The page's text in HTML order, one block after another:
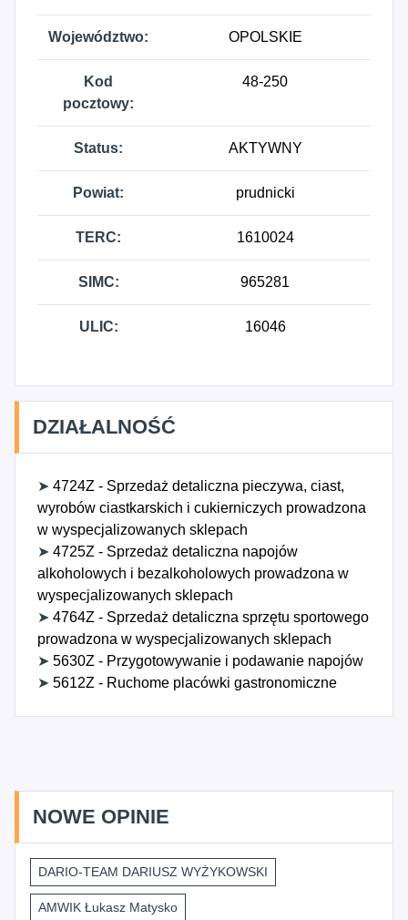
Województwo: OPOLSKIE
Kod
pocztowy:
48-250
Status: AKTYWNY
Powiat: prudnicki
TERC: 1610024
SIMC: 965281
ULIC: 16046
DZIAŁALNOŚĆ
➤ 4724Z - Sprzedaż detaliczna pieczywa, ciast,
wyrobów ciastkarskich i cukierniczych prowadzona
w wyspecjalizowanych sklepach
➤ 4725Z - Sprzedaż detaliczna napojów
alkoholowych i bezalkoholowych prowadzona w
wyspecjalizowanych sklepach
➤ 4764Z - Sprzedaż detaliczna sprzętu sportowego
prowadzona w wyspecjalizowanych sklepach
➤ 5630Z - Przygotowywanie i podawanie napojów
➤ 5612Z - Ruchome placówki gastronomiczne
NOWE OPINIE
DARIO-TEAM DARIUSZ WYŻYKOWSKI
AMWIK Łukasz Matysko